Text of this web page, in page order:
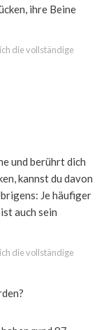
ihre Beine
die vollständige
und berührt dich
kannst du davon
Je häufiger
auch sein
die vollständige